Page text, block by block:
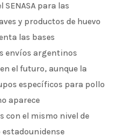
SENASA para las
y productos de huevo
las bases
envíos argentinos
el futuro, aunque la
específicos para pollo
aparece
con el mismo nivel de